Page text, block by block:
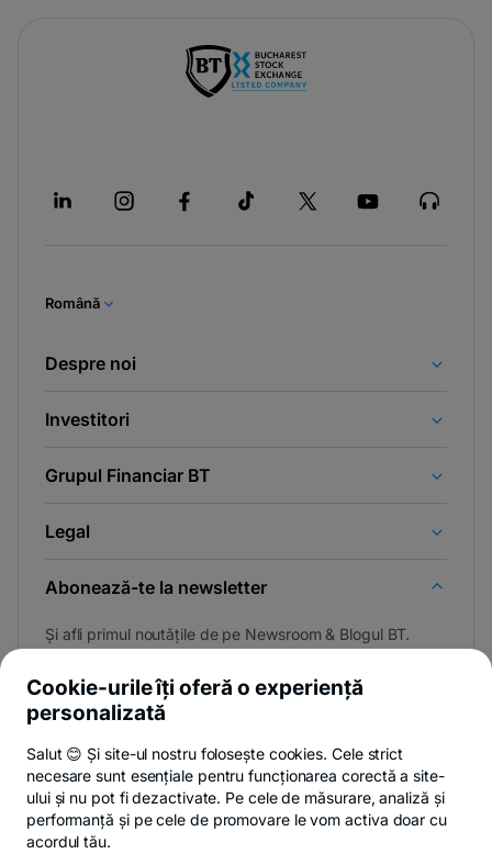
Română
Despre noi
Investitori
Grupul Financiar BT
Legal
Abonează-te la newsletter
Și afli primul noutățile de pe Newsroom & Blogul BT.
Privacy HubPolitica de confidențialitatePolitica de cookies
Cookie-urile îți oferă o experiență
personalizată
Salut 😊 Și site-ul nostru folosește cookies. Cele strict
necesare sunt esențiale pentru funcționarea corectă a site-
ului și nu pot fi dezactivate. Pe cele de măsurare, analiză și
performanță și pe cele de promovare le vom activa doar cu
acordul tău.